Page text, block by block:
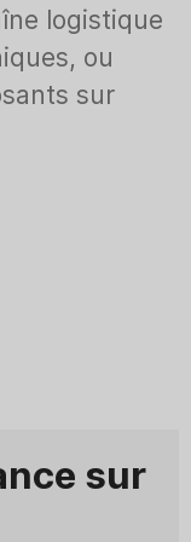
logistique
ou
sur
sur